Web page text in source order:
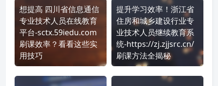
想提高 四川省信息通信
专业技术人员在线教育
平台-sctx.59iedu.com
刷课效率？看看这些实
用技巧
提升学习效率！浙江省
住房和城乡建设行业专
业技术人员继续教育系
统-https://zj.zjjsrc.cn/
刷课方法全揭秘